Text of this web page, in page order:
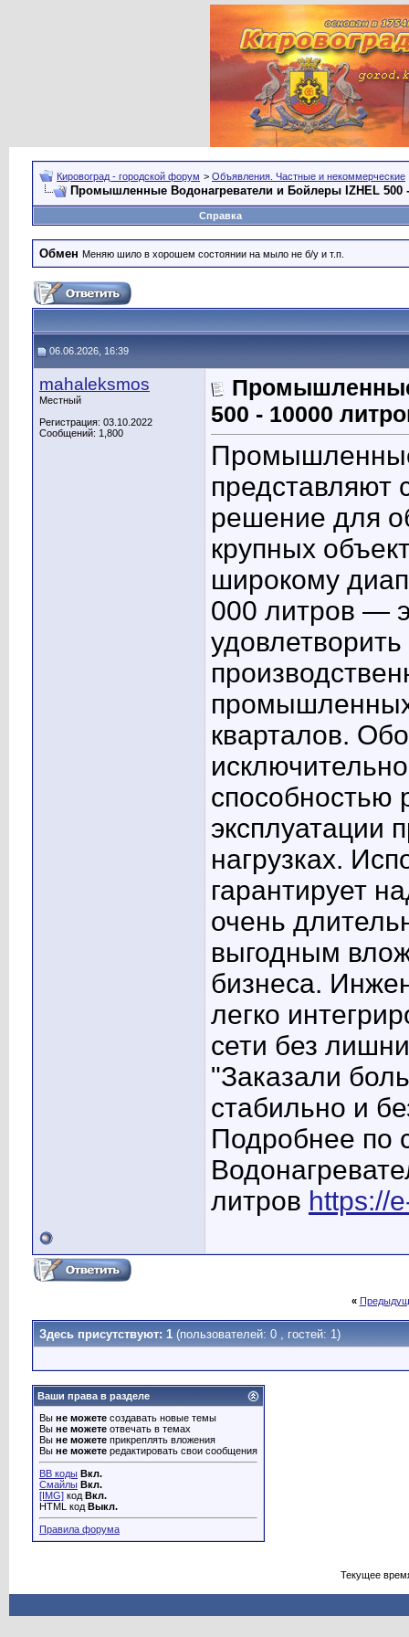
Кировоград - городской форум > Объявления. Частные и некоммерческие
Промышленные Водонагреватели и Бойлеры IZHEL 500
Справка
Обмен Меняю шило в хорошем состоянии на мыло не б/у и т.п.
06.06.2026, 16:39
mahaleksmos
Местный
Регистрация: 03.10.2022
Сообщений: 1,800
500 - 10000
представляют
решение для
крупных
широкому
000 литров —
кварталов.
способностью
эксплуатации
нагрузках.
гарантирует
очень
выгодным
бизнеса.
легко
сети без
"Заказали
стабильно и
Подробнее
литров https://
«
Здесь присутствуют: 1 (пользователей: 0 , гостей: 1)
Ваши права в разделе
Вы не можете создавать новые темы
Вы не можете отвечать в темах
Вы не можете прикреплять вложения
Вы не можете редактировать свои сообщения
BB коды Вкл.
Смайлы Вкл.
[IMG] код Вкл.
HTML код Выкл.
Правила форума
Текущее